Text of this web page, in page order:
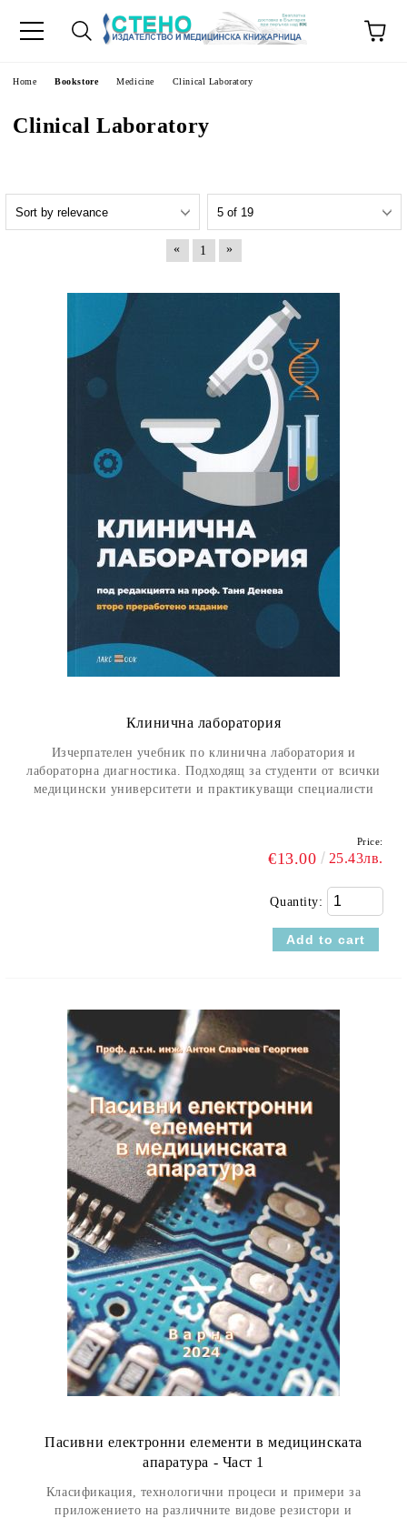
Home Bookstore Medicine Clinical Laboratory
Clinical Laboratory
« 1 »
Клинична лаборатория
Изчерпателен учебник по клинична лаборатория и
лабораторна диагностика. Подходящ за студенти от всички
медицински университети и практикуващи специалисти
Price:
€13.00 25.43лв.
Quantity:
Пасивни електронни елементи в медицинската
апаратура - Част 1
Класификация, технологични процеси и примери за
приложението на различните видове резистори и